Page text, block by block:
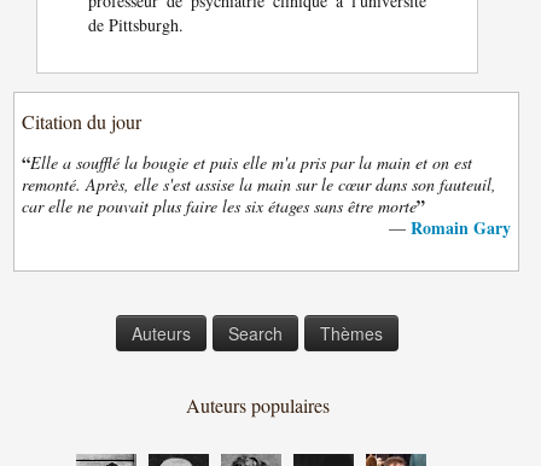
de Pittsburgh.
Citation du jour
“Elle a soufflé la bougie et puis elle m'a pris par la main et on est
remonté. Après, elle s'est assise la main sur le cœur dans son fauteuil,
car elle ne pouvait plus faire les six étages sans être morte”
— Romain Gary
Auteurs Search Thèmes
Auteurs populaires